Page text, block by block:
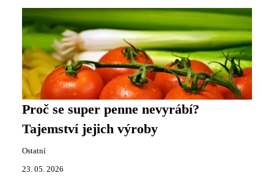
Proč se super penne nevyrábí?
Tajemství jejich výroby
Ostatní
23. 05. 2026